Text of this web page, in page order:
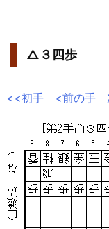
△３四歩
<<初手 <前の手